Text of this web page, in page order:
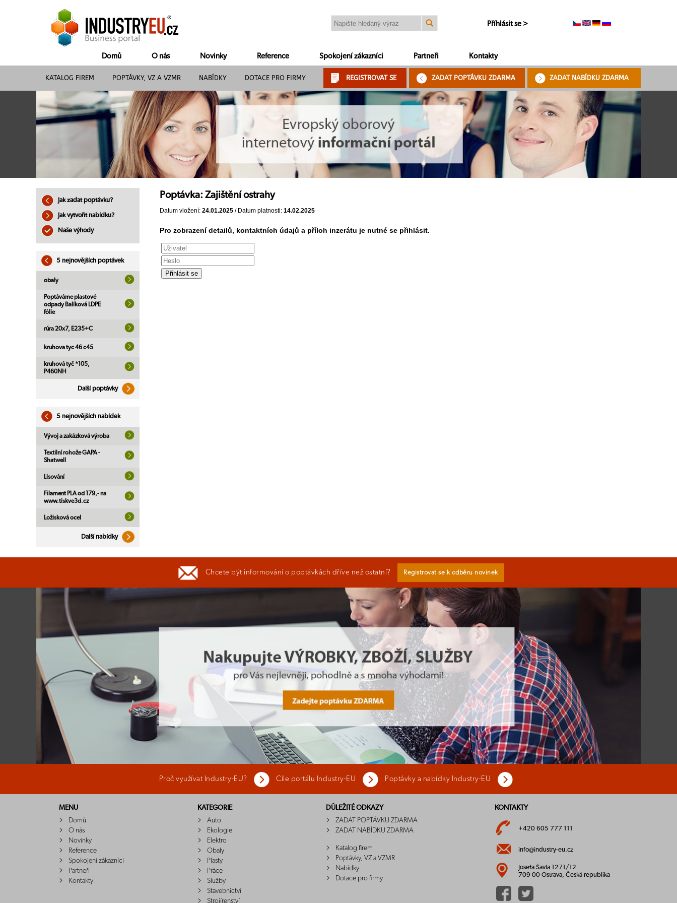
Příhlásit se >
Domů O nás Novinky Reference Spokojení zákazníci Partneři Kontakty
KATALOG FIREM POPTÁVKY, VZ A VZMR NABÍDKY DOTACE PRO FIRMY REGISTROVAT SE ZADAT POPTÁVKU ZDARMA ZADAT NABÍDKU ZDARMA
Jak zadat poptávku?
Jak vytvořit nabídku?
Naše výhody
5 nejnovějších poptávek
obaly
Poptáváme plastové
odpady Balíková LDPE
fólie
rúra 20x7, E235+C
kruhova tyc 46 c45
kruhová tyč *105,
P460NH
Další poptávky
5 nejnovějších nabídek
Vývoj a zakázková výroba
Textilní rohože GAPA -
Shatwell
Lisování
Filament PLA od 179,- na
www.tiskve3d.cz
Ložisková ocel
Další nabídky
Poptávka: Zajištění ostrahy
Datum vložení: 24.01.2025 / Datum platnosti: 14.02.2025
Pro zobrazení detailů, kontaktních údajů a příloh inzerátu je nutné se přihlásit.
Chcete být informování o poptávkách dříve než ostatní? Registrovat se k odběru novinek
Proč využívat Industry-EU? Cíle portálu Industry-EU Poptávky a nabídky Industry-EU
MENU
Domů
O nás
Novinky
Reference
Spokojení zákazníci
Partneři
Kontakty
KATEGORIE
Auto
Ekologie
Elektro
Obaly
Plasty
Práce
Služby
Stavebnictví
Strojírenství
DŮLEŽITÉ ODKAZY
ZADAT POPTÁVKU ZDARMA
ZADAT NABÍDKU ZDARMA
Katalog firem
Poptávky, VZ a VZMR
Nabídky
Dotace pro firmy
KONTAKTY
+420 605 777 111
info@industry-eu.cz
Josefa Šavla 1271/12
709 00 Ostrava, Česká republika